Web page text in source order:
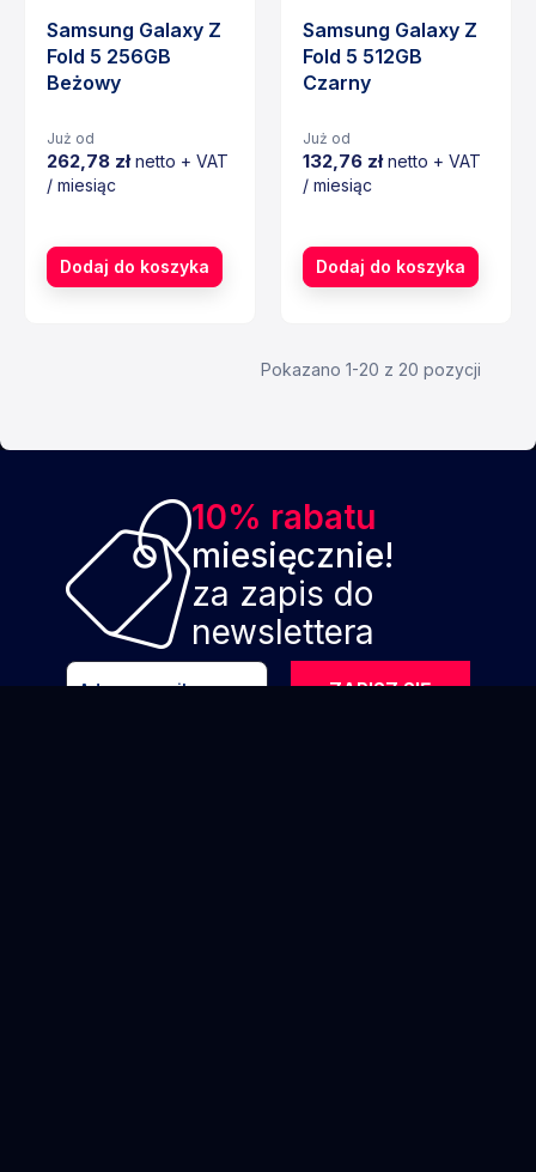
Samsung Galaxy Z
Fold 5 256GB
Beżowy
Już od
262,78 złnetto + VAT
/ miesiąc
Dodaj do koszyka
Samsung Galaxy Z
Fold 5 512GB
Czarny
Już od
132,76 złnetto + VAT
/ miesiąc
Dodaj do koszyka
Pokazano 1-20 z 20 pozycji
10% rabatu
miesięcznie!
za zapis do
newslettera
ZAPISZ SIĘ